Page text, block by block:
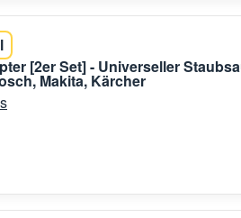
[2er Set] - Universeller
Makita, Kärcher